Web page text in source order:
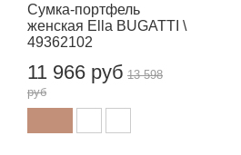
Сумка-портфель
женская Ella BUGATTI \
49362102
11 966 руб 13 598
руб